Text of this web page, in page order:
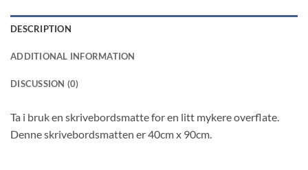
DESCRIPTION
ADDITIONAL INFORMATION
DISCUSSION (0)
Ta i bruk en skrivebordsmatte for en litt mykere overflate.
Denne skrivebordsmatten er 40cm x 90cm.